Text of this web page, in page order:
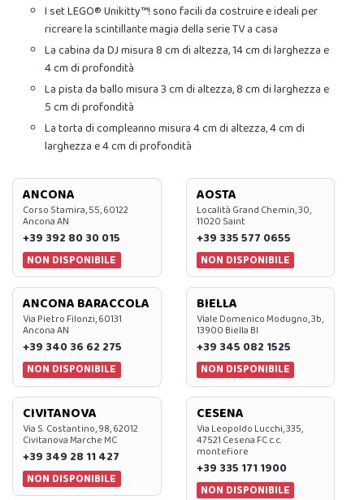
I set LEGO® Unikitty™! sono facili da costruire e ideali per
ricreare la scintillante magia della serie TV a casa
La cabina da DJ misura 8 cm di altezza, 14 cm di larghezza e
4 cm di profondità
La pista da ballo misura 3 cm di altezza, 8 cm di larghezza e
5 cm di profondità
La torta di compleanno misura 4 cm di altezza, 4 cm di
larghezza e 4 cm di profondità
ANCONA
Corso Stamira, 55, 60122
Ancona AN
+39 392 80 30 015
NON DISPONIBILE
AOSTA
Località Grand Chemin, 30,
11020 Saint
+39 335 577 0655
NON DISPONIBILE
ANCONA BARACCOLA
Via Pietro Filonzi, 60131
Ancona AN
+39 340 36 62 275
NON DISPONIBILE
BIELLA
Viale Domenico Modugno, 3b,
13900 Biella BI
+39 345 082 1525
NON DISPONIBILE
CIVITANOVA
Via S. Costantino, 98, 62012
Civitanova Marche MC
+39 349 28 11 427
NON DISPONIBILE
CESENA
Via Leopoldo Lucchi, 335,
47521 Cesena FC c.c.
montefiore
+39 335 171 1900
NON DISPONIBILE